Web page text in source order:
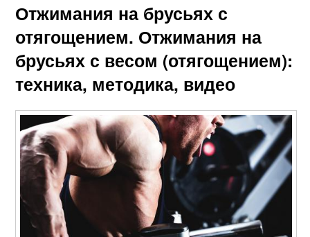
Отжимания на брусьях с
отягощением. Отжимания на
брусьях с весом (отягощением):
техника, методика, видео